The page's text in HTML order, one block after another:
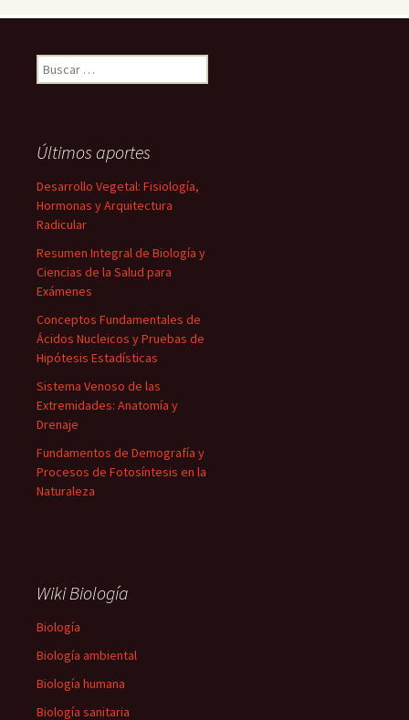
Buscar:
Últimos aportes
Desarrollo Vegetal: Fisiología,
Hormonas y Arquitectura
Radicular
Resumen Integral de Biología y
Ciencias de la Salud para
Exámenes
Conceptos Fundamentales de
Ácidos Nucleicos y Pruebas de
Hipótesis Estadísticas
Sistema Venoso de las
Extremidades: Anatomía y
Drenaje
Fundamentos de Demografía y
Procesos de Fotosíntesis en la
Naturaleza
Wiki Biología
Biología
Biología ambiental
Biología humana
Biología sanitaria